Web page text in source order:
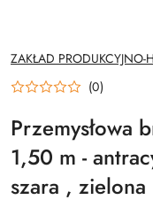
NAZWA
PRODUCENTA:
ZAKŁAD
(0)
Przemysłowa
1,50 m -
szara , zielona